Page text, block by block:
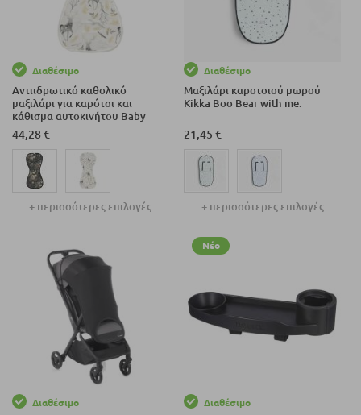
Διαθέσιμο
Αντιιδρωτικό καθολικό
μαξιλάρι για καρότσι και
κάθισμα αυτοκινήτου Baby
Matex PADDI'X 0-13 κιλών
44,28 €
+ περισσότερες επιλογές
Διαθέσιμο
Μαξιλάρι καροτσιού μωρού
Kikka Boo Bear with me.
21,45 €
+ περισσότερες επιλογές
Διαθέσιμο
Νέο
Διαθέσιμο